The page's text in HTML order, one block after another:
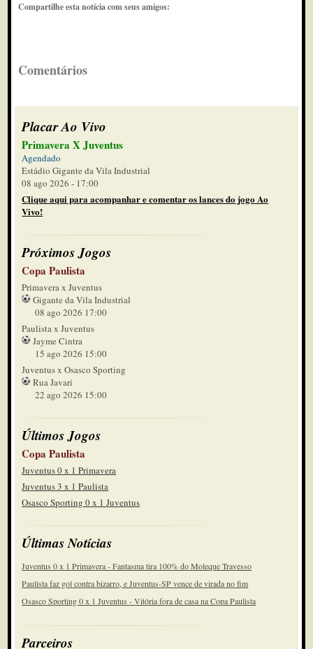
Compartilhe esta notícia com seus amigos:
Comentários
Placar Ao Vivo
Primavera X Juventus
Agendado
Estádio Gigante da Vila Industrial
08 ago 2026 - 17:00
Clique aqui para acompanhar e comentar os lances do jogo Ao
Vivo!
Próximos Jogos
Copa Paulista
Primavera x Juventus
Gigante da Vila Industrial
08 ago 2026 17:00
Paulista x Juventus
Jayme Cintra
15 ago 2026 15:00
Juventus x Osasco Sporting
Rua Javari
22 ago 2026 15:00
Últimos Jogos
Copa Paulista
Juventus 0 x 1 Primavera
Juventus 3 x 1 Paulista
Osasco Sporting 0 x 1 Juventus
Últimas Notícias
Juventus 0 x 1 Primavera - Fantasma tira 100% do Moleque Travesso
Paulista faz gol contra bizarro, e Juventus-SP vence de virada no fim
Osasco Sporting 0 x 1 Juventus - Vitória fora de casa na Copa Paulista
Parceiros